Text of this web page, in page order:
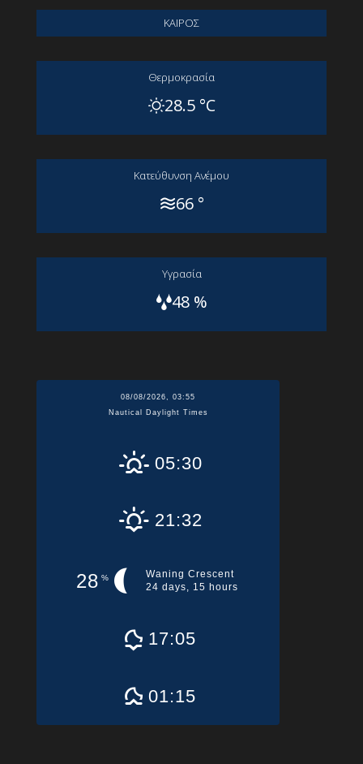
ΚΑΙΡΟΣ
Θερμοκρασία
28.5 °C
Kατεύθυνση Aνέμου
66 °
Yγρασία
48 %
08/08/2026, 03:55
Nautical Daylight Times
05:30
21:32
28 %
Waning Crescent
24 days, 15 hours
17:05
01:15